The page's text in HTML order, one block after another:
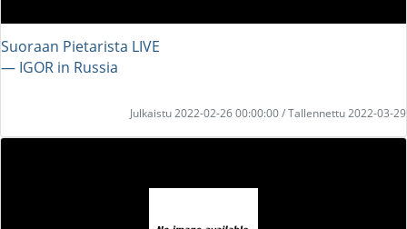
Suoraan Pietarista LIVE
― IGOR in Russia
Julkaistu 2022-02-26 00:00:00 / Tallennettu 2022-03-29